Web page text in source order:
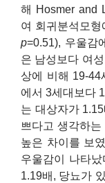
해 Hosmer and
여 회귀분석모
p=0.51), 우울감
은 남성보다 여
상에 비해 19-44
에서 3세대보다
는 대상자가
쁘다고 생각하
높은 차이를 보
우울감이 나타
1.19배, 당뇨가